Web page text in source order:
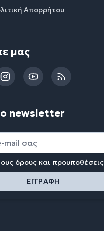
Απορρήτου
μας
InstagramYouTubeRSS
newsletter
όρους και προυποθέσεις